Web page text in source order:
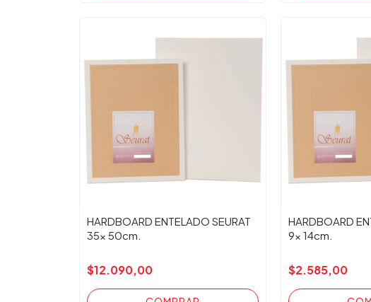
HARDBOARD ENTELADO SEURAT
35x 50cm.
$12.090,00
HARDBOARD
9x 14cm.
$2.585,00